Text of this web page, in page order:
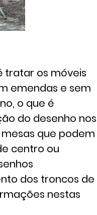
tratar os móveis
emendas e sem
o que é
do desenho nos
que podem
centro ou
dos troncos de
nestas